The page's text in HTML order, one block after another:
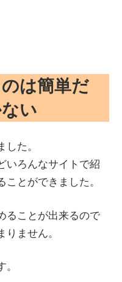
は簡単だ
い
た。
いろんなサイトで紹
とができました。
ることが出来るので
ません。